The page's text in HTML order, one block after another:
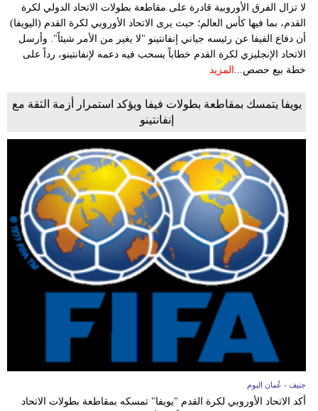
لا تزال الفرق الأوروبية قادرة على مقاطعة بطولات الاتحاد الدولي لكرة
القدم، بما فيها كأس العالم؛ حيث يرى الاتحاد الأوروبي لكرة القدم (اليويفا)
أن دفاع الفيفا عن رئيسه جياني إنفانتينو "لا يغير من الأمر شيئاً". وأرسل
الاتحاد الإنجليزي لكرة القدم خطاباً يسحب فيه دعمه لإنفانتينو، رداً على
خطة بيع حصص... المزيد
يويفا يتمسك بمقاطعة بطولات فيفا ويؤكد استمرار أزمة الثقة مع
إنفانتينو
جنيف - عُمان اليوم
أكد الاتحاد الأوروبي لكرة القدم "يويفا" تمسكه بمقاطعة بطولات الاتحاد